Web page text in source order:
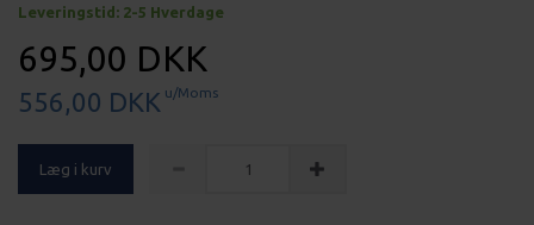
Leveringstid: 2-5 Hverdage
695,00 DKK
556,00 DKK u/Moms
Læg i kurv